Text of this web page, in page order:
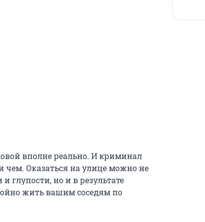
вполне реально. И криминал
чем. Оказаться на улице можно не
глупости, но и в результате
жить вашим соседям по